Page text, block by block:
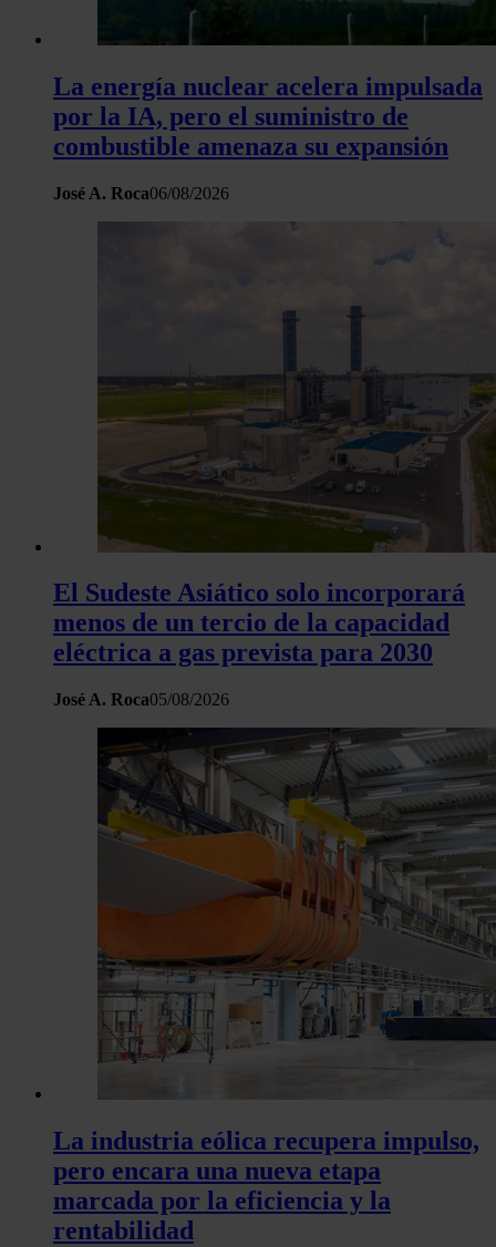
La energía nuclear acelera impulsada
por la IA, pero el suministro de
combustible amenaza su expansión
José A. Roca06/08/2026
El Sudeste Asiático solo incorporará
menos de un tercio de la capacidad
eléctrica a gas prevista para 2030
José A. Roca05/08/2026
La industria eólica recupera impulso,
pero encara una nueva etapa
marcada por la eficiencia y la
rentabilidad